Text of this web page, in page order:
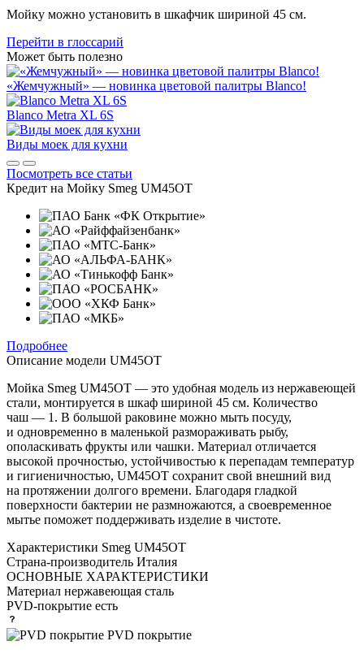
Мойку можно установить в шкафчик шириной 45 см.
Перейти в глоссарий
Может быть полезно
«Жемчужный» — новинка цветовой палитры Blanco!
Blanco Metra XL 6S
Виды моек для кухни
Посмотреть все статьи
Кредит на Мойку Smeg UM45OT
Подробнее
Описание модели UM45OT
Мойка Smeg UM45OT — это удобная модель из нержавеющей
стали, монтируется в шкаф шириной 45 см. Количество
чаш — 1. В большой раковине можно мыть посуду,
и одновременно в маленькой размораживать рыбу,
ополаскивать фрукты или чашки. Материал отличается
высокой прочностью, устойчивостью к перепадам температур
и гигиеничностью, UM45OT сохранит свой внешний вид
на протяжении долгого времени. Благодаря гладкой
поверхности бактерии не размножаются, а своевременное
мытье поможет поддерживать изделие в чистоте.
Характеристики Smeg UM45OT
Страна-производитель Италия
ОСНОВНЫЕ ХАРАКТЕРИСТИКИ
Материал нержавеющая сталь
PVD-покрытие есть
PVD покрытие